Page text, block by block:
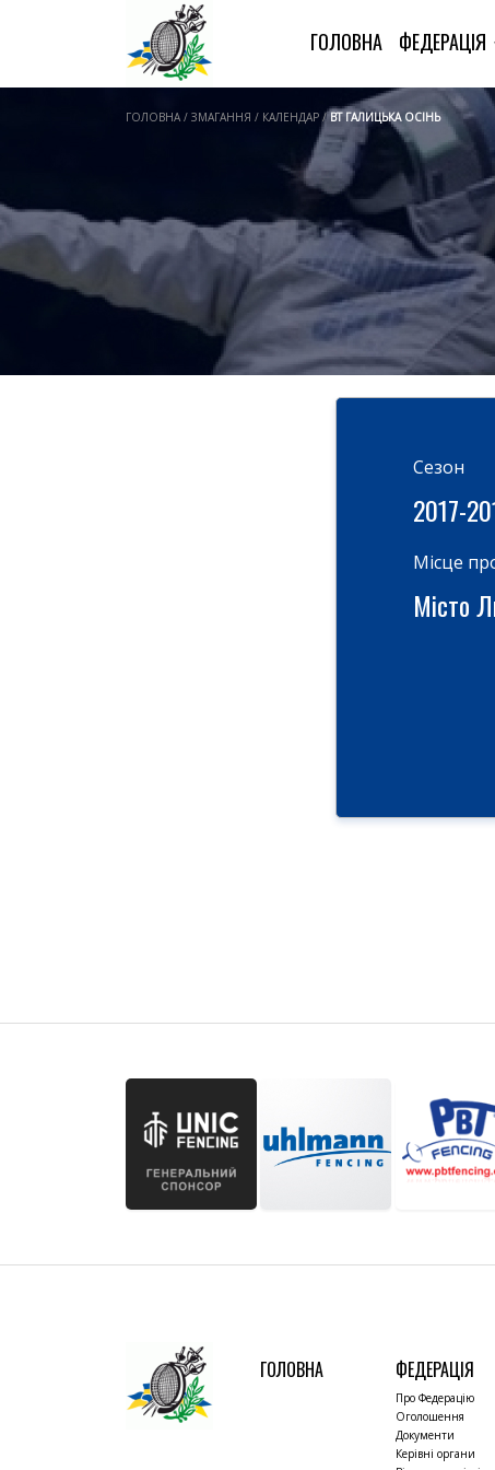
ГОЛОВНА ФЕДЕРАЦІЯ
ГОЛОВНА / ЗМАГАННЯ / КАЛЕНДАР / ВТ ГАЛИЦЬКА ОСІНЬ
Cезон
2017-
Місце
Місто
ГОЛОВНА ФЕДЕРАЦІЯ
Про Федерацію
Оголошення
Документи
Керівні органи